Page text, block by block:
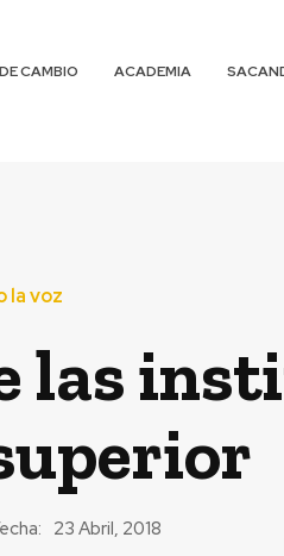
CAMBIO ACADEMIA
la voz
las
23 Abril, 2018